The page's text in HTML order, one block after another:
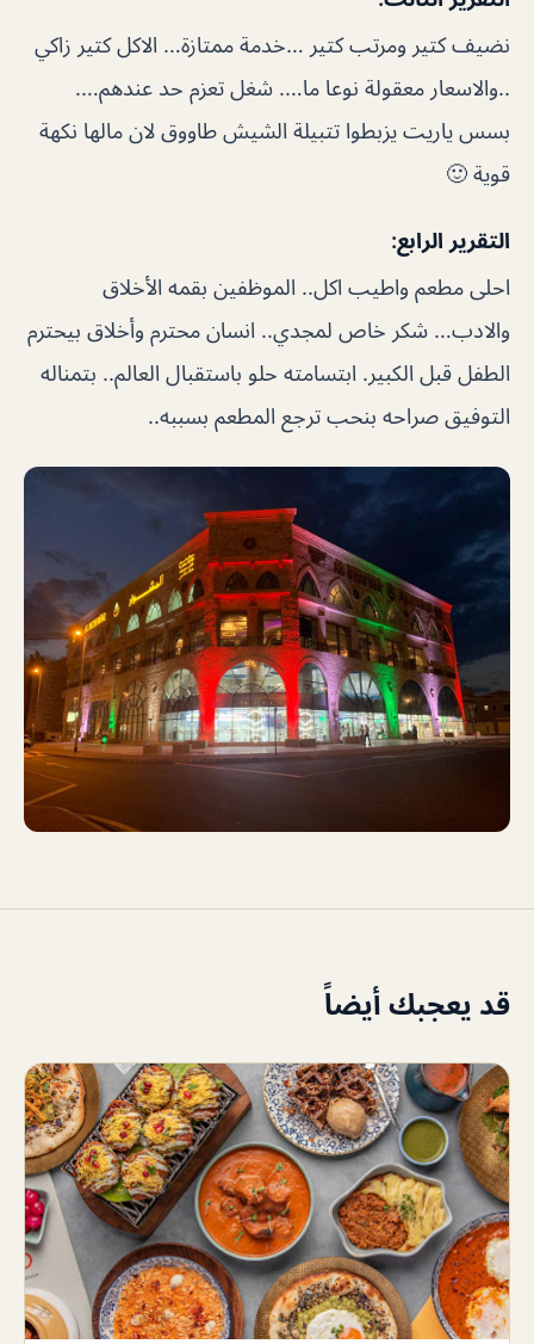
نضيف كتير ومرتب كتير …خدمة ممتازة… الاكل كتير زاكي
..والاسعار معقولة نوعا ما…. شغل تعزم حد عندهم….
بسس ياريت يزبطوا تتبيلة الشيش طاووق لان مالها نكهة
قوية 🙂
التقرير الرابع:
احلى مطعم واطيب اكل.. الموظفين بقمه الأخلاق
والادب… شكر خاص لمجدي.. انسان محترم وأخلاق بيحترم
الطفل قبل الكبير. ابتسامته حلو باستقبال العالم.. بتمناله
التوفيق صراحه بنحب ترجع المطعم بسببه..
قد يعجبك أيضاً